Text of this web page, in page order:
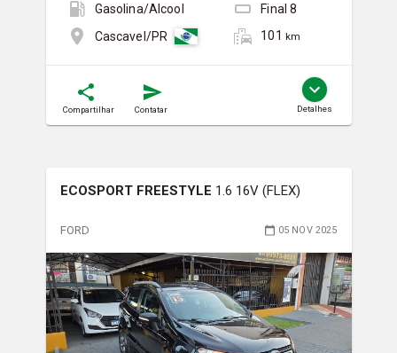
Gasolina/Álcool
Final8
Cascavel/PR
101 km
Compartilhar Contatar Detalhes
ECOSPORT FREESTYLE 1.6 16V (FLEX)
FORD 05 NOV 2025